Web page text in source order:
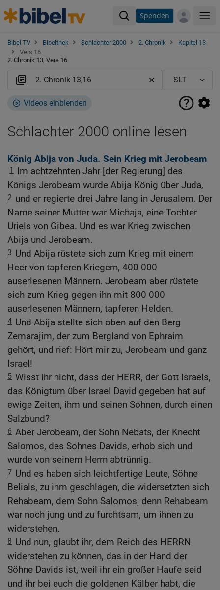
Spenden
Bibel TV Bibelthek Schlachter 2000 2. Chronik
Kapitel 13
Vers 16
2. Chronik 13, Vers 16
Videos einblenden
Schlachter 2000 online lesen
König Abija von Juda. Sein Krieg mit Jerobeam
1
Im achtzehnten Jahr [der Regierung] des
Königs Jerobeam wurde Abija König über Juda,
2 und er regierte drei Jahre lang in Jerusalem. Der
Name seiner Mutter war Michaja, eine Tochter
Uriels von Gibea. Und es war Krieg zwischen
Abija und Jerobeam.
3 Und Abija rüstete sich zum Krieg mit einem
Heer von tapferen Kriegern, 400 000
auserlesenen Männern. Jerobeam aber rüstete
sich zum Krieg gegen ihn mit 800 000
auserlesenen Männern, tapferen Helden.
4 Und Abija stellte sich oben auf den Berg
Zemarajim, der zum Bergland von Ephraim
gehört, und rief: Hört mir zu, Jerobeam und ganz
Israel!
5 Wisst ihr nicht, dass der HERR, der Gott Israels,
das Königtum über Israel David gegeben hat auf
ewige Zeiten, ihm und seinen Söhnen, durch einen
Salzbund?
6 Aber Jerobeam, der Sohn Nebats, der Knecht
Salomos, des Sohnes Davids, erhob sich und
wurde von seinem Herrn abtrünnig.
7 Und es haben sich leichtfertige Leute, Söhne
Belials, zu ihm geschlagen, die widersetzten sich
Rehabeam, dem Sohn Salomos; denn Rehabeam
war noch jung und zu furchtsam, um ihnen zu
widerstehen.
8 Und nun, glaubt ihr, dem Reich des HERRN
widerstehen zu können, das in der Hand der
Söhne Davids ist, weil ihr ein großer Haufe seid
und ihr bei euch die goldenen Kälber habt, die